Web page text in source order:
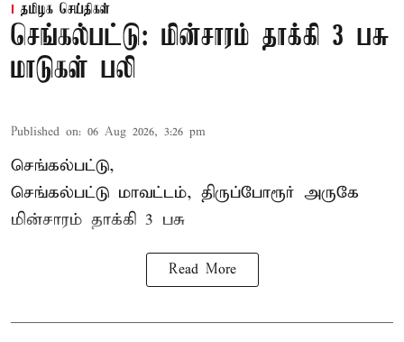
தமிழக செய்திகள்
செங்கல்பட்டு: மின்சாரம் தாக்கி 3 பசு
மாடுகள் பலி
Published on: 06 Aug 2026, 3:26 pm
செங்கல்பட்டு,
செங்கல்பட்டு மாவட்டம், திருப்போரூர் அருகே
மின்சாரம் தாக்கி 3 பசு
Read More